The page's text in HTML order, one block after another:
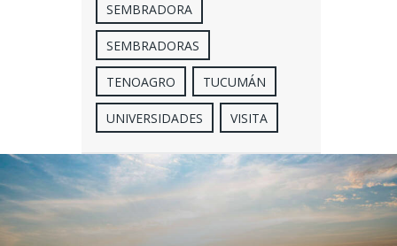
SEMBRADORA
SEMBRADORAS
TENOAGRO TUCUMÁN
UNIVERSIDADES VISITA